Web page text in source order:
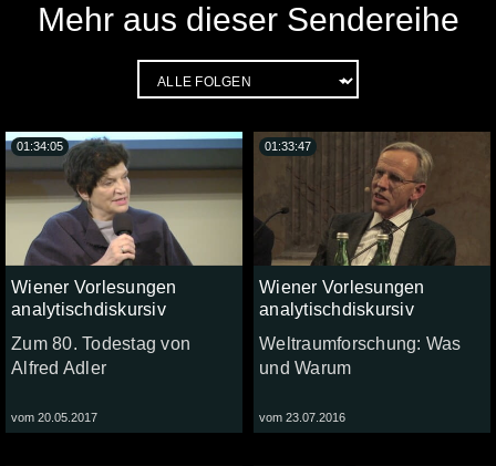
Mehr aus dieser Sendereihe
Wiener Vorlesungen
analytischdiskursiv
Zum 80. Todestag von
Alfred Adler
vom 20.05.2017
01:34:05
Wiener Vorlesungen
analytischdiskursiv
Weltraumforschung: Was
und Warum
vom 23.07.2016
01:33:47